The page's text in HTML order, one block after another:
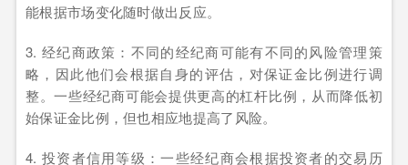
能根据市场变化随时做出反应。
3. 经纪商政策：不同的经纪商可能有不同的风险管理策
略，因此他们会根据自身的评估，对保证金比例进行调
整。一些经纪商可能会提供更高的杠杆比例，从而降低初
始保证金比例，但也相应地提高了风险。
4. 投资者信用等级：一些经纪商会根据投资者的交易历